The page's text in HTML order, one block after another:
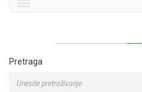
Pretraga